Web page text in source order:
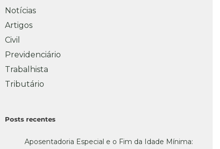
Notícias
Artigos
Civil
Previdenciário
Trabalhista
Tributário
Posts recentes
Aposentadoria Especial e o Fim da Idade Mínima: